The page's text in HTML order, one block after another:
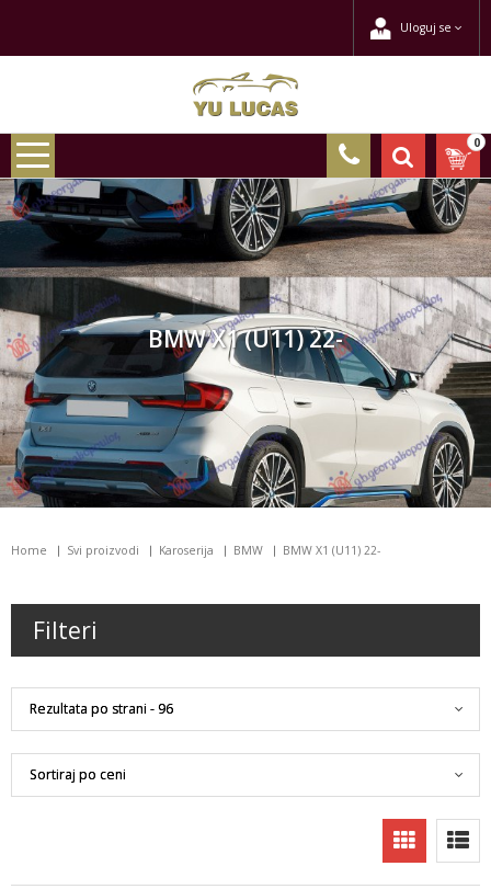
Uloguj se
0
BMW X1 (U11) 22-
Home Svi proizvodi Karoserija BMW BMW X1 (U11) 22-
Filteri